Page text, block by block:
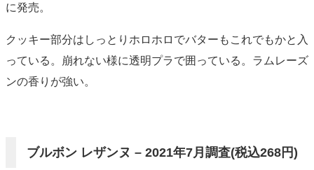
に発売。
クッキー部分はしっとりホロホロでバターもこれでもかと入
っている。崩れない様に透明プラで囲っている。ラムレーズ
ンの香りが強い。
ブルボン レザンヌ – 2021年7月調査(税込268円)